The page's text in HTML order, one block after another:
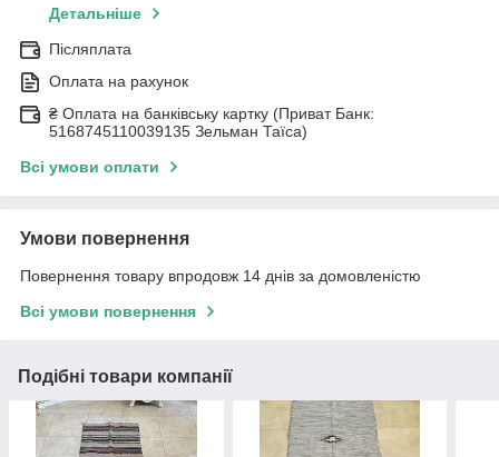
Детальніше
Післяплата
Оплата на рахунок
₴ Оплата на банківську картку (Приват Банк:
5168745110039135 Зельман Таїса)
Всі умови оплати
Умови повернення
Повернення товару впродовж 14 днів за домовленістю
Всі умови повернення
Подібні товари компанії